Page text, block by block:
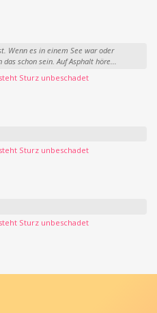
Wenn es in einem See war oder
schon sein. Auf Asphalt höre...
Sturz unbeschadet
Sturz unbeschadet
Sturz unbeschadet